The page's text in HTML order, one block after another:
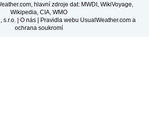
hlavní zdroje dat: MWDI, WikiVoyage,
Wikipedia, CIA, WMO
s.r.o. | O nás| Pravidla webu UsualWeather.com a
ochrana soukromí